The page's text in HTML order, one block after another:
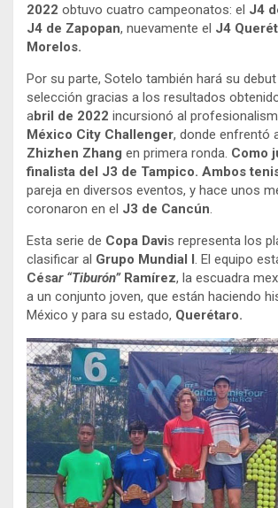
2022 obtuvo cuatro campeonatos: el J4
J4 de Zapopan, nuevamente el J4
Morelos.
Por su parte, Sotelo también hará su
selección gracias a los resultados
abril de 2022 incursionó al
México City Challenger, donde enfrentó
Zhizhen Zhang en primera ronda. Como
finalista del J3 de Tampico. Ambos
pareja en diversos eventos, y hace unos
coronaron en el J3 de Cancún.
Esta serie de Copa Davis representa los
clasificar al Grupo Mundial I. El equipo
César “Tiburón” Ramírez, la escuadra
a un conjunto joven, que están haciendo
México y para su estado, Querétaro.